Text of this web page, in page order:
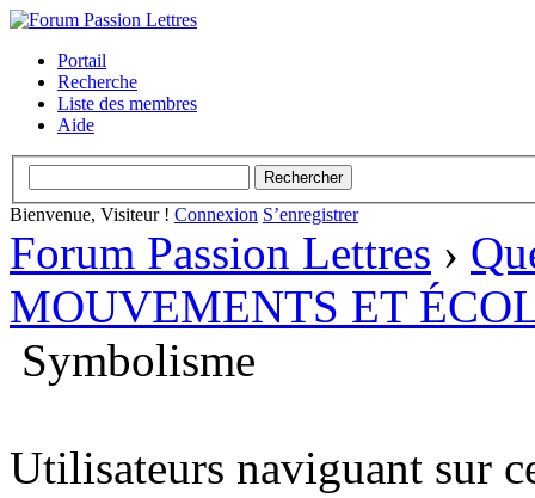
Portail
Recherche
Liste des membres
Aide
Bienvenue, Visiteur ! Connexion S’enregistrer
Forum Passion Lettres ›
MOUVEMENTS ET
Symbolisme
Utilisateurs naviguant sur